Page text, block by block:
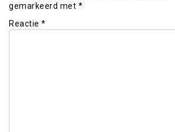
gemarkeerd met *
Reactie *